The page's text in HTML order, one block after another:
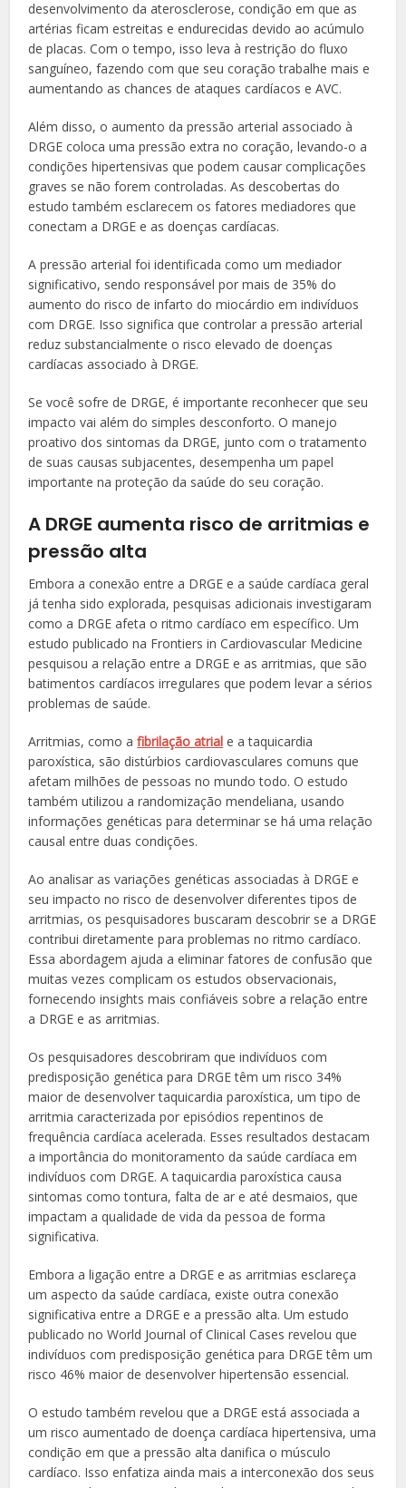
desenvolvimento da aterosclerose, condição em que as
artérias ficam estreitas e endurecidas devido ao acúmulo
de placas. Com o tempo, isso leva à restrição do fluxo
sanguíneo, fazendo com que seu coração trabalhe mais e
aumentando as chances de ataques cardíacos e AVC.
Além disso, o aumento da pressão arterial associado à
DRGE coloca uma pressão extra no coração, levando-o a
condições hipertensivas que podem causar complicações
graves se não forem controladas. As descobertas do
estudo também esclarecem os fatores mediadores que
conectam a DRGE e as doenças cardíacas.
A pressão arterial foi identificada como um mediador
significativo, sendo responsável por mais de 35% do
aumento do risco de infarto do miocárdio em indivíduos
com DRGE. Isso significa que controlar a pressão arterial
reduz substancialmente o risco elevado de doenças
cardíacas associado à DRGE.
Se você sofre de DRGE, é importante reconhecer que seu
impacto vai além do simples desconforto. O manejo
proativo dos sintomas da DRGE, junto com o tratamento
de suas causas subjacentes, desempenha um papel
importante na proteção da saúde do seu coração.
A DRGE aumenta risco de arritmias e
pressão alta
Embora a conexão entre a DRGE e a saúde cardíaca geral
já tenha sido explorada, pesquisas adicionais investigaram
como a DRGE afeta o ritmo cardíaco em específico. Um
estudo publicado na Frontiers in Cardiovascular Medicine
pesquisou a relação entre a DRGE e as arritmias, que são
batimentos cardíacos irregulares que podem levar a sérios
problemas de saúde.
Arritmias, como afibrilação atrial e a taquicardia
paroxística, são distúrbios cardiovasculares comuns que
afetam milhões de pessoas no mundo todo. O estudo
também utilizou a randomização mendeliana, usando
informações genéticas para determinar se há uma relação
causal entre duas condições.
Ao analisar as variações genéticas associadas à DRGE e
seu impacto no risco de desenvolver diferentes tipos de
arritmias, os pesquisadores buscaram descobrir se a DRGE
contribui diretamente para problemas no ritmo cardíaco.
Essa abordagem ajuda a eliminar fatores de confusão que
muitas vezes complicam os estudos observacionais,
fornecendo insights mais confiáveis sobre a relação entre
a DRGE e as arritmias.
Os pesquisadores descobriram que indivíduos com
predisposição genética para DRGE têm um risco 34%
maior de desenvolver taquicardia paroxística, um tipo de
arritmia caracterizada por episódios repentinos de
frequência cardíaca acelerada. Esses resultados destacam
a importância do monitoramento da saúde cardíaca em
indivíduos com DRGE. A taquicardia paroxística causa
sintomas como tontura, falta de ar e até desmaios, que
impactam a qualidade de vida da pessoa de forma
significativa.
Embora a ligação entre a DRGE e as arritmias esclareça
um aspecto da saúde cardíaca, existe outra conexão
significativa entre a DRGE e a pressão alta. Um estudo
publicado no World Journal of Clinical Cases revelou que
indivíduos com predisposição genética para DRGE têm um
risco 46% maior de desenvolver hipertensão essencial.
O estudo também revelou que a DRGE está associada a
um risco aumentado de doença cardíaca hipertensiva, uma
condição em que a pressão alta danifica o músculo
cardíaco. Isso enfatiza ainda mais a interconexão dos seus